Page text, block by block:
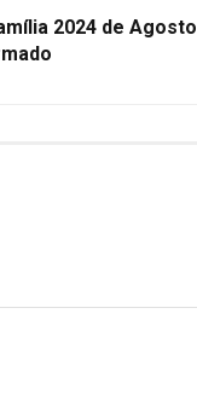
2024 de Agosto